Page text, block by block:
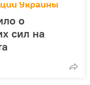
Украины
о
сил на